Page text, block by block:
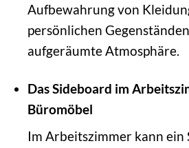
Aufbewahrung von
persönlichen
aufgeräumte Atmosphäre.
Das Sideboard im
Büromöbel
Im Arbeitszimmer kann ein